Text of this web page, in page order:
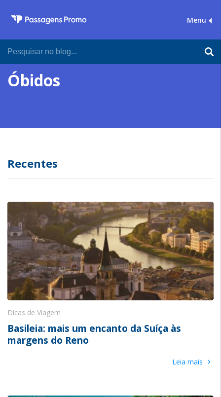
Menu
Óbidos
Recentes
Dicas de Viagem
Basileia: mais um encanto da Suíça às
margens do Reno
Leia mais ›